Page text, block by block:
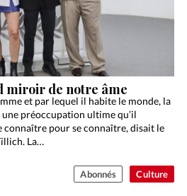
Culture
miroir de notre âme
et par lequel il habite le monde, la
préoccupation ultime qu’il
pour se connaître, disait le
La…
Abonnés